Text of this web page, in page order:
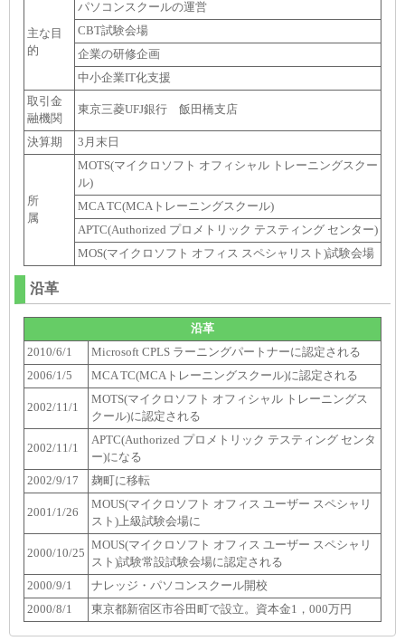
主な目
的
パソコンスクールの運営
CBT試験会場
企業の研修企画
中小企業IT化支援
取引金
融機関
東京三菱UFJ銀行 飯田橋支店
決算期 3月末日
所
属
MOTS(マイクロソフト オフィシャル トレーニングスクー
ル)
MCA TC(MCAトレーニングスクール)
APTC(Authorized プロメトリック テスティング センター)
MOS(マイクロソフト オフィス スペシャリスト)試験会場
沿革
沿革
2010/6/1
Microsoft CPLS ラーニングパートナーに認定される
2006/1/5
MCA TC(MCAトレーニングスクール)に認定される
2002/11/1
MOTS(マイクロソフト オフィシャル トレーニングス
クール)に認定される
2002/11/1
APTC(Authorized プロメトリック テスティング センタ
ー)になる
2002/9/17
麹町に移転
2001/1/26
MOUS(マイクロソフト オフィス ユーザー スペシャリ
スト)上級試験会場に
2000/10/25
MOUS(マイクロソフト オフィス ユーザー スペシャリ
スト)試験常設試験会場に認定される
2000/9/1
ナレッジ・パソコンスクール開校
2000/8/1
東京都新宿区市谷田町で設立。資本金1，000万円